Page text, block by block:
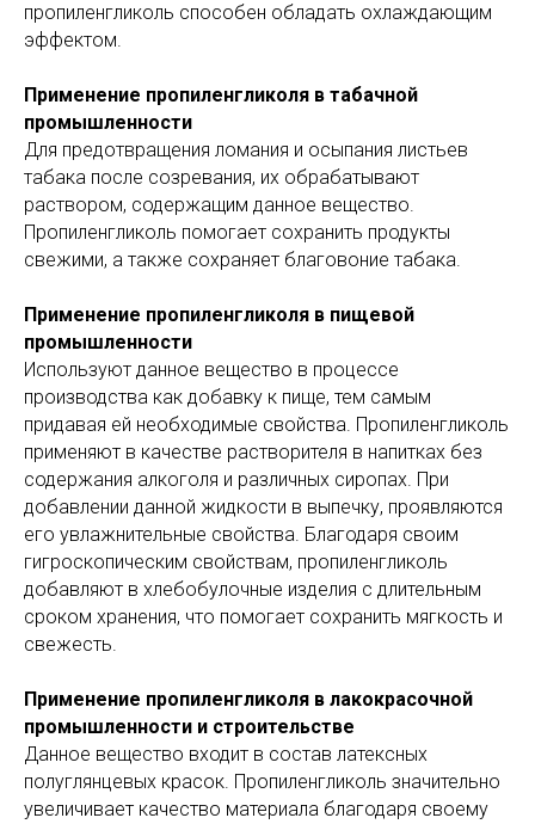
пропиленгликоль способен обладать охлаждающим
эффектом.
Применение пропиленгликоля в табачной
промышленности
Для предотвращения ломания и осыпания листьев
табака после созревания, их обрабатывают
раствором, содержащим данное вещество.
Пропиленгликоль помогает сохранить продукты
свежими, а также сохраняет благовоние табака.
Применение пропиленгликоля в пищевой
промышленности
Используют данное вещество в процессе
производства как добавку к пище, тем самым
придавая ей необходимые свойства. Пропиленгликоль
применяют в качестве растворителя в напитках без
содержания алкоголя и различных сиропах. При
добавлении данной жидкости в выпечку, проявляются
его увлажнительные свойства. Благодаря своим
гигроскопическим свойствам, пропиленгликоль
добавляют в хлебобулочные изделия с длительным
сроком хранения, что помогает сохранить мягкость и
свежесть.
Применение пропиленгликоля в лакокрасочной
промышленности и строительстве
Данное вещество входит в состав латексных
полуглянцевых красок. Пропиленгликоль значительно
увеличивает качество материала благодаря своему